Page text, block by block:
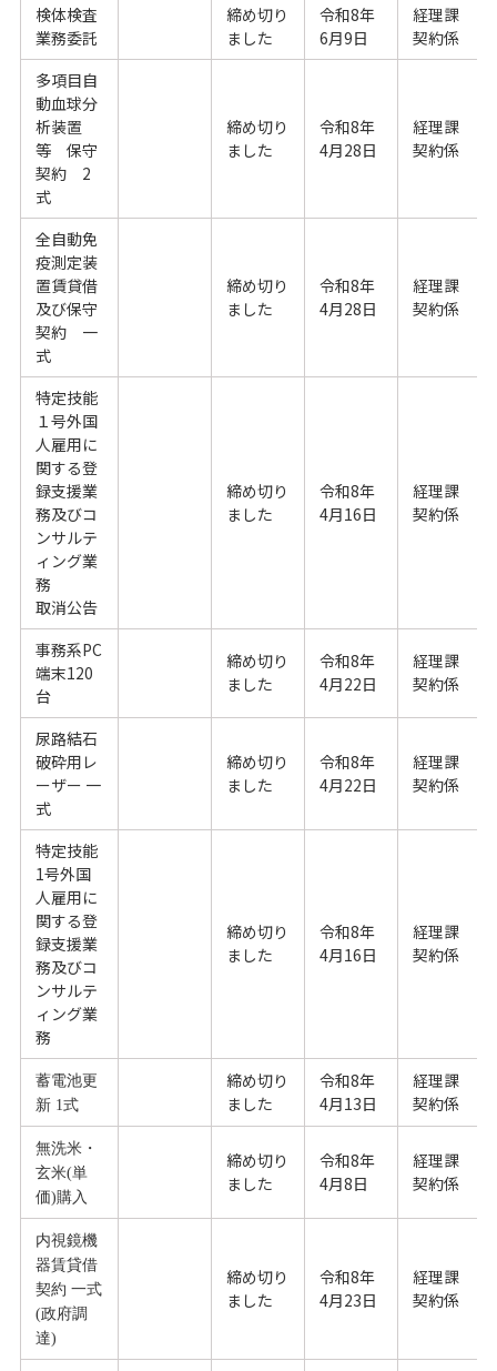
検体検査
業務委託
締め切り
ました
令和8年
6月9日
経理課
契約係
多項目自
動血球分
析装置
等 保守
契約 2
式
締め切り
ました
令和8年
4月28日
経理課
契約係
全自動免
疫測定装
置賃貸借
及び保守
契約 一
式
締め切り
ました
令和8年
4月28日
経理課
契約係
特定技能
１号外国
人雇用に
関する登
録支援業
務及びコ
ンサルテ
ィング業
務
取消公告
締め切り
ました
令和8年
4月16日
経理課
契約係
事務系PC
端末120
台
締め切り
ました
令和8年
4月22日
経理課
契約係
尿路結石
破砕用レ
ーザー 一
式
締め切り
ました
令和8年
4月22日
経理課
契約係
特定技能
1号外国
人雇用に
関する登
録支援業
務及びコ
ンサルテ
ィング業
務
締め切り
ました
令和8年
4月16日
経理課
契約係
蓄電池更
新 1式
締め切り
ました
令和8年
4月13日
経理課
契約係
無洗米・
玄米(単
価)購入
締め切り
ました
令和8年
4月8日
経理課
契約係
内視鏡機
器賃貸借
契約 一式
(政府調
達)
締め切り
ました
令和8年
4月23日
経理課
契約係